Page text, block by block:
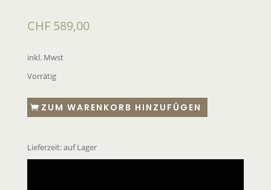
CHF589,00
inkl. Mwst
Vorrätig
ZUM WARENKORB HINZUFÜGEN
Lieferzeit:auf Lager